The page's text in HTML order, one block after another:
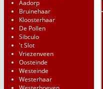
Aadorp
Bruinehaar
Kloosterhaar
De Pollen
Sibculo
't Slot
Vriezenveen
Oosteinde
Westeinde
Westerhaar